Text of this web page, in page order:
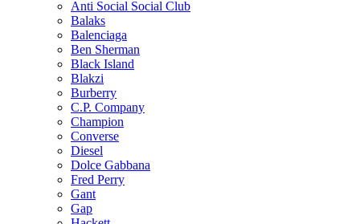
Anti Social Social Club
Balaks
Balenciaga
Ben Sherman
Black Island
Blakzi
Burberry
C.P. Company
Champion
Converse
Diesel
Dolce Gabbana
Fred Perry
Gant
Gap